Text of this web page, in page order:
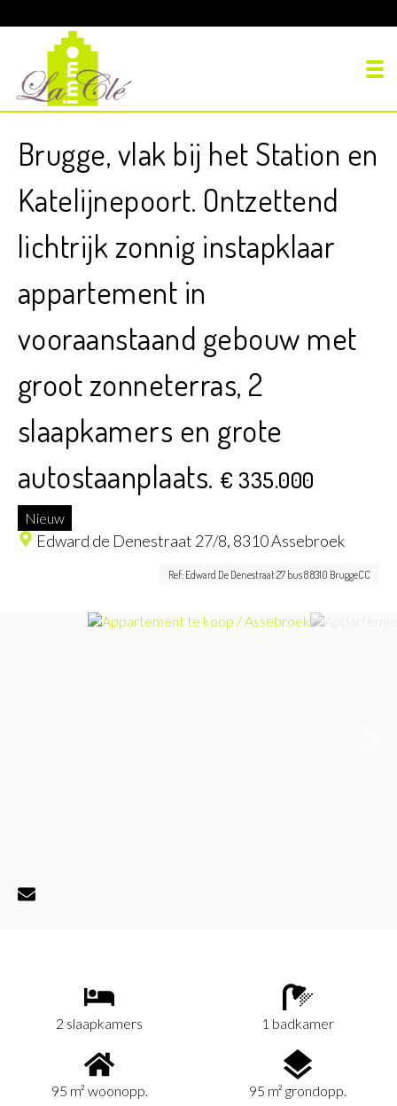
Brugge, vlak bij het Station en
Katelijnepoort. Ontzettend
lichtrijk zonnig instapklaar
appartement in
vooraanstaand gebouw met
groot zonneterras, 2
slaapkamers en grote
autostaanplaats. € 335.000
Nieuw
Edward de Denestraat 27/8, 8310 Assebroek
Ref: Edward De Denestraat 27 bus 8 8310 BruggeCC
2 slaapkamers 1 badkamer
95 m² woonopp. 95 m² grondopp.